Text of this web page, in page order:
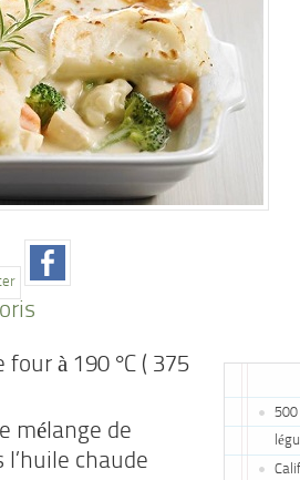
500
à 190 °C ( 375
mélange de
l’huile chaude